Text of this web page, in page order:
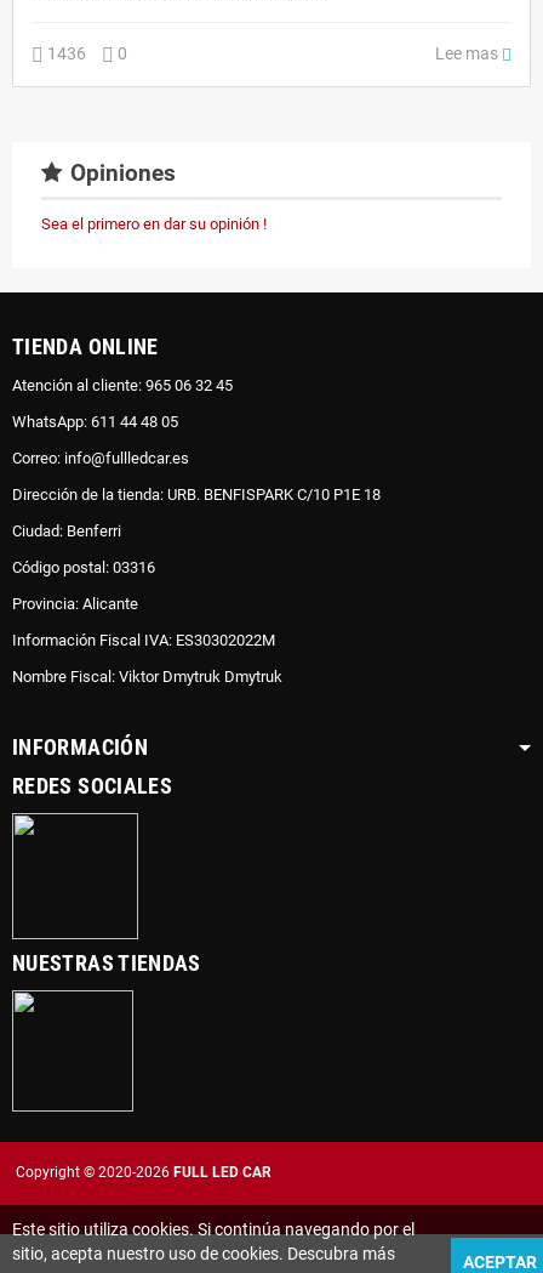
1436 0 Lee mas
Opiniones
Sea el primero en dar su opinión !
TIENDA ONLINE
Atención al cliente: 965 06 32 45
WhatsApp: 611 44 48 05
Correo: info@fullledcar.es
Dirección de la tienda: URB. BENFISPARK C/10 P1E 18
Ciudad: Benferri
Código postal: 03316
Provincia: Alicante
Información Fiscal IVA: ES30302022M
Nombre Fiscal: Viktor Dmytruk Dmytruk
INFORMACIÓN
REDES SOCIALES
NUESTRAS TIENDAS
Copyright © 2020-2026 FULL LED CAR
Este sitio utiliza cookies. Si continúa navegando por el
sitio, acepta nuestro uso de cookies. Descubra más
ACEPTAR